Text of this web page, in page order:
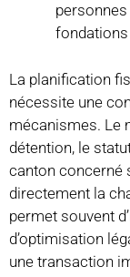
fondations
La planification
nécessite une
mécanismes. Le
détention, le
canton concerné
directement la
permet souvent
d’optimisation
une transaction